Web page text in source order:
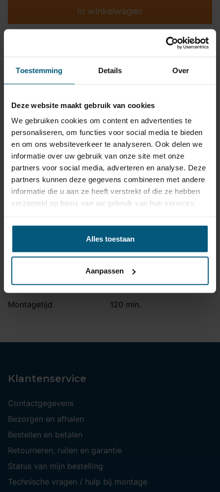
Toestemming Details Over
Deze website maakt gebruik van cookies
We gebruiken cookies om content en advertenties te
personaliseren, om functies voor social media te bieden
en om ons websiteverkeer te analyseren. Ook delen we
informatie over uw gebruik van onze site met onze
partners voor social media, adverteren en analyse. Deze
partners kunnen deze gegevens combineren met andere
informatie die u aan ze heeft verstrekt of die ze hebben
verzameld op basis van uw gebruik van hun services.
Alles toestaan
Aanpassen
In winkelwagen
Pasvormgarantie
Klantbeoordeling 9,2/10
Kabelset specificatie
Artikelnummer
AC426207R-T
Kabelset type
Origineel
Met originele connectoren
Parkeersensoren
Vrijschakelen nodig
Ja
Montagetijd
120 min.
Klantenservice
Contactgegevens
Bezorgen en afhalen
Bestellen en betalen
Retourneren, ruilen en garantie
Status van mijn bestelling
Technische vragen / hulp bij montage